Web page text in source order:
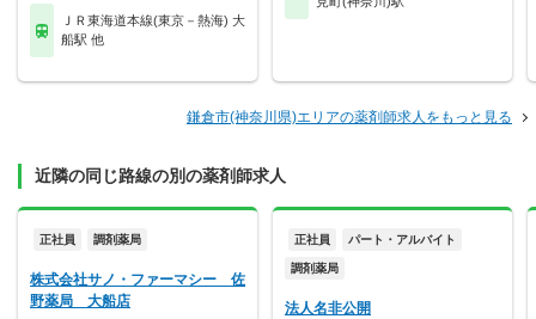
ＪＲ東海道本線(東京－熱海) 大
船駅 他
鎌倉市(神奈川県)エリアの薬剤師求人をもっと見る
近隣の同じ路線の別の薬剤師求人
正社員 調剤薬局
株式会社サノ・ファーマシー 佐
野薬局 大船店
正社員 パート・アルバイト
調剤薬局
法人名非公開